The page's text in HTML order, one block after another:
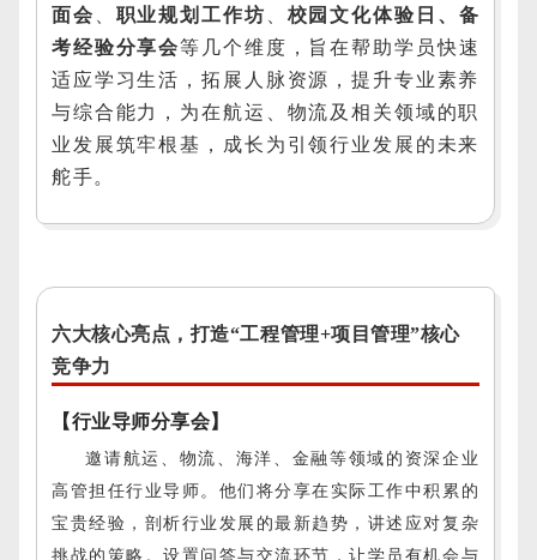
面会、 职业规划工作坊、 校园文化体验日、 备
考经验分享会等几个维度，旨在帮助学员快速
适应学习生活，拓展人脉资源，提升专业素养
与综合能力，为在航运、物流及相关领域的职
业发展筑牢根基，成长为引领行业发展的未来
舵手。
六大核心亮点，打造“工程管理+项目管理”核心
竞争力
【行业导师分享会】
邀请航运、物流、海洋、金融等领域的资深企业
高管担任行业导师。他们将分享在实际工作中积累的
宝贵经验，剖析行业发展的最新趋势，讲述应对复杂
挑战的策略。设置问答与交流环节，让学员有机会与